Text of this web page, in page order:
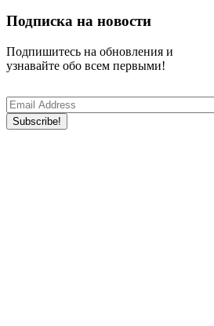
Подписка на новости
Подпишитесь на обновления и
узнавайте обо всем первыми!